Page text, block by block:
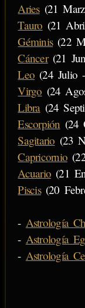
Aries(21
Tauro (21
Géminis(22
Cáncer(21
Leo (24 Julio
Virgo (24
Libra(24
Escorpión (24
Sagitario (23
Capricornio
Acuario (21
Piscis(20
- Astrología
- Astrología
- Astrología